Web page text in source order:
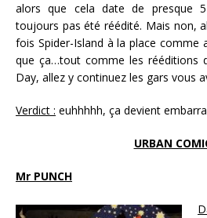
alors que cela date de presque
toujours pas été réédité. Mais non,
fois Spider-Island à la place comme
que ça…tout comme les rééditions
Day, allez y continuez les gars vous
Verdict : euhhhhh, ça devient
URBAN
Mr PUNCH